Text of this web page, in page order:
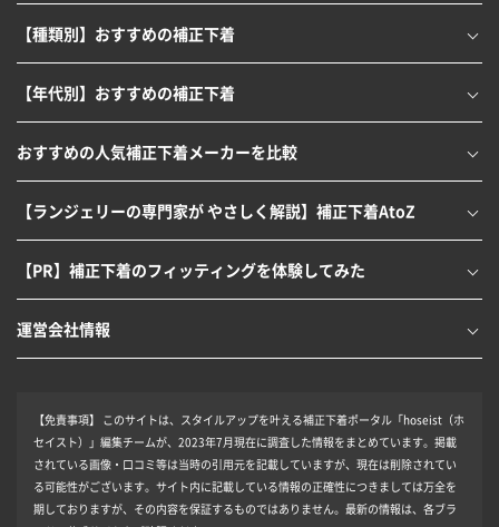
【種類別】おすすめの補正下着
【年代別】おすすめの補正下着
おすすめの人気補正下着メーカーを比較
【ランジェリーの専門家が やさしく解説】補正下着AtoZ
【PR】補正下着のフィッティングを体験してみた
運営会社情報
【免責事項】 このサイトは、スタイルアップを叶える補正下着ポータル「hoseist（ホ
セイスト）」編集チームが、2023年7月現在に調査した情報をまとめています。掲載
されている画像・口コミ等は当時の引用元を記載していますが、現在は削除されてい
る可能性がございます。サイト内に記載している情報の正確性につきましては万全を
期しておりますが、その内容を保証するものではありません。最新の情報は、各ブラ